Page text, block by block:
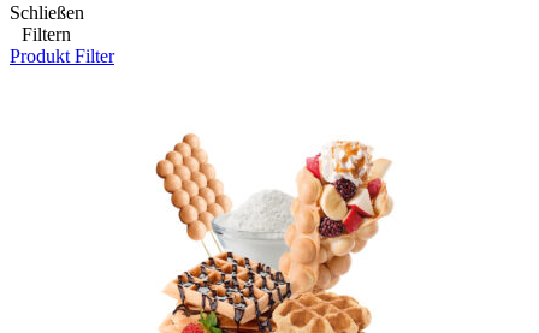
Schließen
Filtern
Produkt Filter